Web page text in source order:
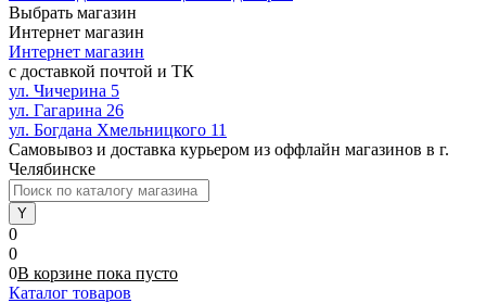
Выбрать магазин
Интернет магазин
Интернет магазин
с доставкой почтой и ТК
ул. Чичерина 5
ул. Гагарина 26
ул. Богдана Хмельницкого 11
Самовывоз и доставка курьером из оффлайн магазинов в г.
Челябинске
0
0
0В корзине пока пусто
Каталог товаров